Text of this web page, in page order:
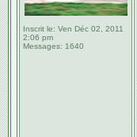
Inscrit le: Ven Déc 02, 2011
2:06 pm
Messages: 1640